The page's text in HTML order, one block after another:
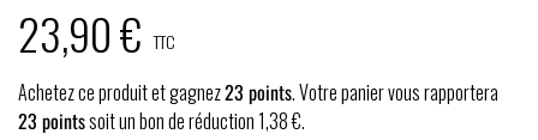
23,90 € TTC
Achetez ce produit et gagnez23 points. Votre panier vous rapportera
23 pointssoit un bon de réduction1,38 €.